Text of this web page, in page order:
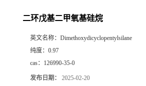
二环戊基二甲氧基硅烷
英文名称： Dimethoxydicyclopentylsilane
纯度： 0.97
cas： 126990-35-0
发布日期： 2025-02-20